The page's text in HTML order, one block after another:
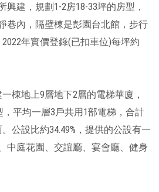
興建，規劃1-2房18-33坪的房型，
巷內，隔壁棟是彭園台北館，步行
年實價登錄(已扣車位)每坪約
棟地上9層地下2層的電梯華廈，
，平均一層3戶共用1部電梯，合計
公設比約34.49%，提供的公設有一
中庭花園、交誼廳、宴會廳、健身